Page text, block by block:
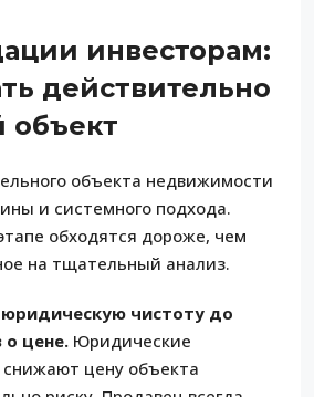
инвесторам:
действительно
объект
объекта недвижимости
и системного подхода.
обходятся дороже, чем
на тщательный анализ.
чистоту до
о цене. Юридические
цену объекта